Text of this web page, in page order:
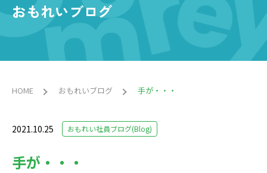
おもれいブログ
HOME おもれいブログ 手が・・・
2021.10.25 おもれい社員ブログ(Blog)
手が・・・